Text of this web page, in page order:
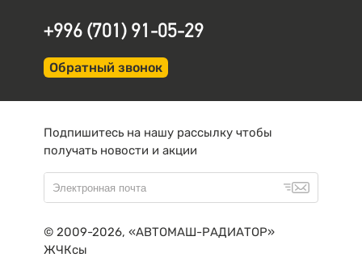
+996 (701) 91-05-29
Обратный звонок
Подпишитесь на нашу рассылку чтобы
получать новости и акции
© 2009-2026, «АВТОМАШ-РАДИАТОР»
ЖЧКсы